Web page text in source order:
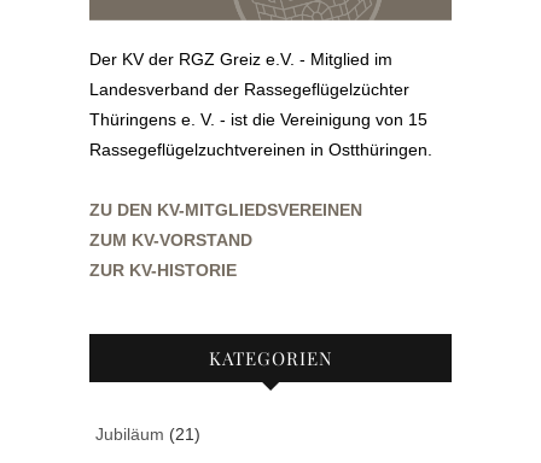
Der KV der RGZ Greiz e.V. - Mitglied im
Landesverband der Rassegeflügelzüchter
Thüringens e. V. - ist die Vereinigung von 15
Rassegeflügelzuchtvereinen in Ostthüringen.
ZU DEN KV-MITGLIEDSVEREINEN
ZUM KV-VORSTAND
ZUR KV-HISTORIE
KATEGORIEN
Jubiläum (21)